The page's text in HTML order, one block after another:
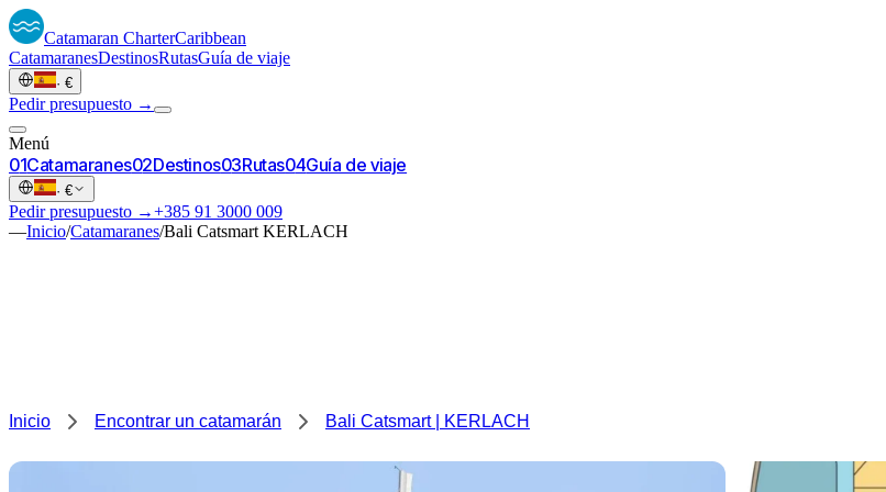
Catamaran CharterCaribbean
CatamaranesDestinosRutasGuía de viaje
· €
Pedir presupuesto →
Menú
01Catamaranes02Destinos03Rutas04Guía de viaje
· €
Pedir presupuesto →+385 91 3000 009
—Inicio/Catamaranes/Bali Catsmart KERLACH
Inicio Encontrar un catamarán Bali Catsmart | KERLACH